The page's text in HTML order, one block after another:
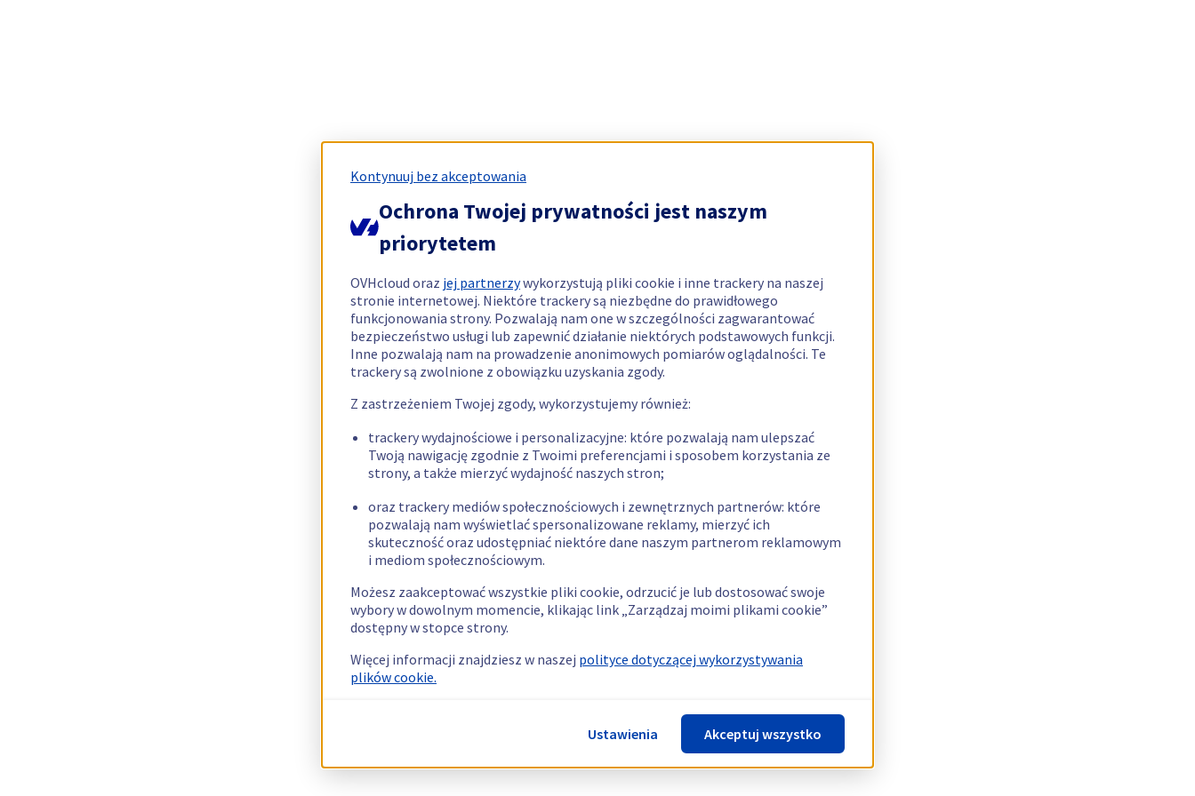
Kontynuuj bez akceptowania
Ochrona Twojej prywatności jest naszym
priorytetem
OVHcloud oraz jej partnerzywykorzystują pliki cookie i inne trackery na naszej
stronie internetowej. Niektóre trackery są niezbędne do prawidłowego
funkcjonowania strony. Pozwalają nam one w szczególności zagwarantować
bezpieczeństwo usługi lub zapewnić działanie niektórych podstawowych funkcji.
Inne pozwalają nam na prowadzenie anonimowych pomiarów oglądalności. Te
trackery są zwolnione z obowiązku uzyskania zgody.
Z zastrzeżeniem Twojej zgody, wykorzystujemy również:
trackery wydajnościowe i personalizacyjne: które pozwalają nam ulepszać
Twoją nawigację zgodnie z Twoimi preferencjami i sposobem korzystania ze
strony, a także mierzyć wydajność naszych stron;
oraz trackery mediów społecznościowych i zewnętrznych partnerów: które
pozwalają nam wyświetlać spersonalizowane reklamy, mierzyć ich
skuteczność oraz udostępniać niektóre dane naszym partnerom reklamowym
i mediom społecznościowym.
Możesz zaakceptować wszystkie pliki cookie, odrzucić je lub dostosować swoje
wybory w dowolnym momencie, klikając link „Zarządzaj moimi plikami cookie”
dostępny w stopce strony.
Więcej informacji znajdziesz w naszej polityce dotyczącej wykorzystywania
plików cookie.
Ustawienia Akceptuj wszystko